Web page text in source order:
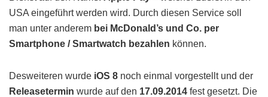
USA eingeführt werden wird. Durch diesen Service soll
man unter anderem bei McDonald’s und Co. per
Smartphone / Smartwatch bezahlen können.
Desweiteren wurde iOS 8 noch einmal vorgestellt und der
Releasetermin wurde auf den 17.09.2014 fest gesetzt. Die